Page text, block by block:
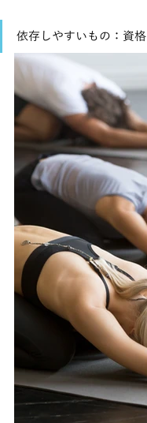
依存しやすいもの：資格